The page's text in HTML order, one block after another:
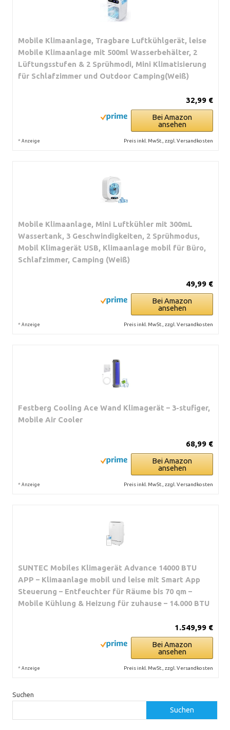
Mobile Klimaanlage, Tragbare Luftkühlgerät, leise
Mobile Klimaanlage mit 500ml Wasserbehälter, 2
Lüftungsstufen & 2 Sprühmodi, Mini Klimatisierung
für Schlafzimmer und Outdoor Camping(Weiß)
32,99 €
Bei Amazon
ansehen
* Anzeige Preis inkl. MwSt., zzgl. Versandkosten
Mobile Klimaanlage, Mini Luftkühler mit 300mL
Wassertank, 3 Geschwindigkeiten, 2 Sprühmodus,
Mobil Klimagerät USB, Klimaanlage mobil für Büro,
Schlafzimmer, Camping (Weiß)
49,99 €
Bei Amazon
ansehen
* Anzeige Preis inkl. MwSt., zzgl. Versandkosten
Festberg Cooling Ace Wand Klimagerät – 3-stufiger,
Mobile Air Cooler
68,99 €
Bei Amazon
ansehen
* Anzeige Preis inkl. MwSt., zzgl. Versandkosten
SUNTEC Mobiles Klimagerät Advance 14000 BTU
APP – Klimaanlage mobil und leise mit Smart App
Steuerung – Entfeuchter für Räume bis 70 qm –
Mobile Kühlung & Heizung für zuhause – 14.000 BTU
1.549,99 €
Bei Amazon
ansehen
* Anzeige Preis inkl. MwSt., zzgl. Versandkosten
Suchen
Suchen